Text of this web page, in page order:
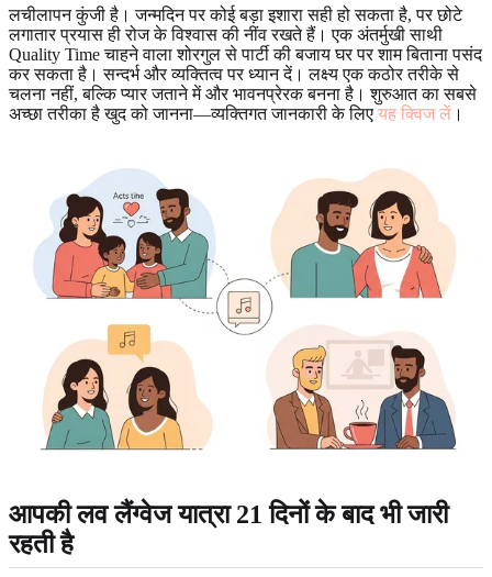
लचीलापन कुंजी है। जन्मदिन पर कोई बड़ा इशारा सही हो सकता है, पर छोटे
लगातार प्रयास ही रोज के विश्वास की नींव रखते हैं। एक अंतर्मुखी साथी
Quality Time चाहने वाला शोरगुल से पार्टी की बजाय घर पर शाम बिताना पसंद
कर सकता है। सन्दर्भ और व्यक्तित्व पर ध्यान दें। लक्ष्य एक कठोर तरीके से
चलना नहीं, बल्कि प्यार जताने में और भावनप्रेरक बनना है। शुरुआत का सबसे
अच्छा तरीका है खुद को जानना—व्यक्तिगत जानकारी के लिए यह क्विज लें ।
आपकी लव लैंग्वेज यात्रा 21 दिनों के बाद भी जारी
रहती है